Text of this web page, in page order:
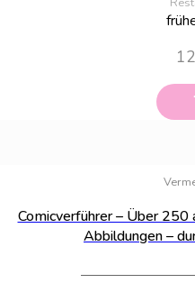
Comicverführer – Über
Abbildungen –